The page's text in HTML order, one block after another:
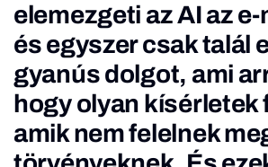
elemezgeti az AI az
és egyszer csak talál
gyanús dolgot, ami
hogy olyan kísérletek
amik nem felelnek